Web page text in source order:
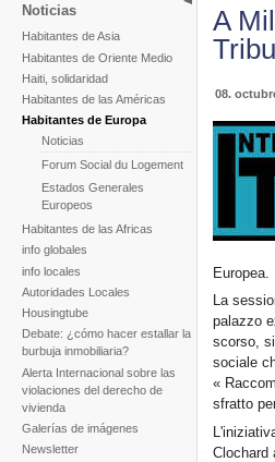
Noticias
Habitantes de Asia
Habitantes de Oriente Medio
Haiti, solidaridad
Habitantes de las Américas
Habitantes de Europa
Noticias
Forum Social du Logement
Estados Generales
Europeos
Habitantes de las Africas
info globales
info locales
Autoridades Locales
Housingtube
Debate: ¿cómo hacer estallar la
burbuja inmobiliaria?
Alerta Internacional sobre las
violaciones del derecho de
vivienda
Galerías de imágenes
Newsletter
A
08.
Europea.
La
palazzo
scorso,
sociale
«
sfratto
Clochard